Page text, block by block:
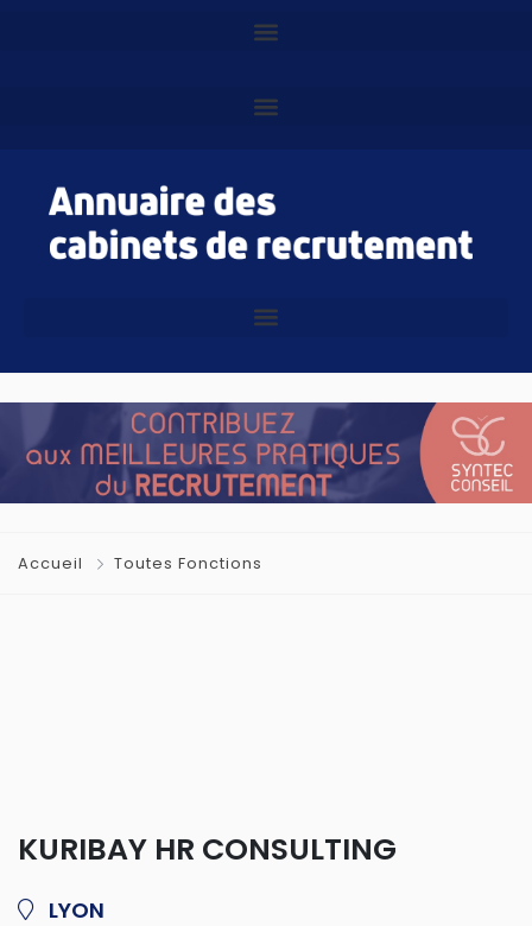
Accueil Toutes Fonctions
KURIBAY HR CONSULTING
LYON